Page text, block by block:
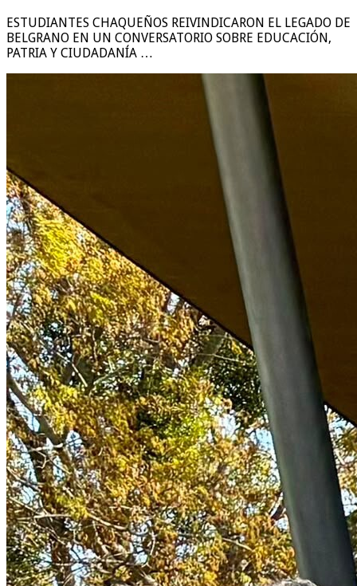
ESTUDIANTES CHAQUEÑOS REIVINDICARON EL LEGADO DE
BELGRANO EN UN CONVERSATORIO SOBRE EDUCACIÓN,
PATRIA Y CIUDADANÍA …